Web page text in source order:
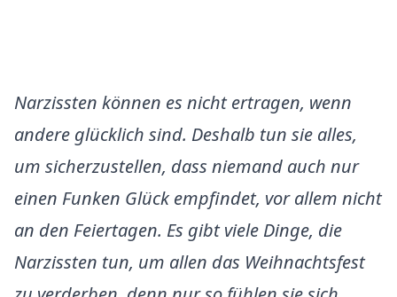
Narzissten können es nicht ertragen, wenn
andere glücklich sind. Deshalb tun sie alles,
um sicherzustellen, dass niemand auch nur
einen Funken Glück empfindet, vor allem nicht
an den Feiertagen. Es gibt viele Dinge, die
Narzissten tun, um allen das Weihnachtsfest